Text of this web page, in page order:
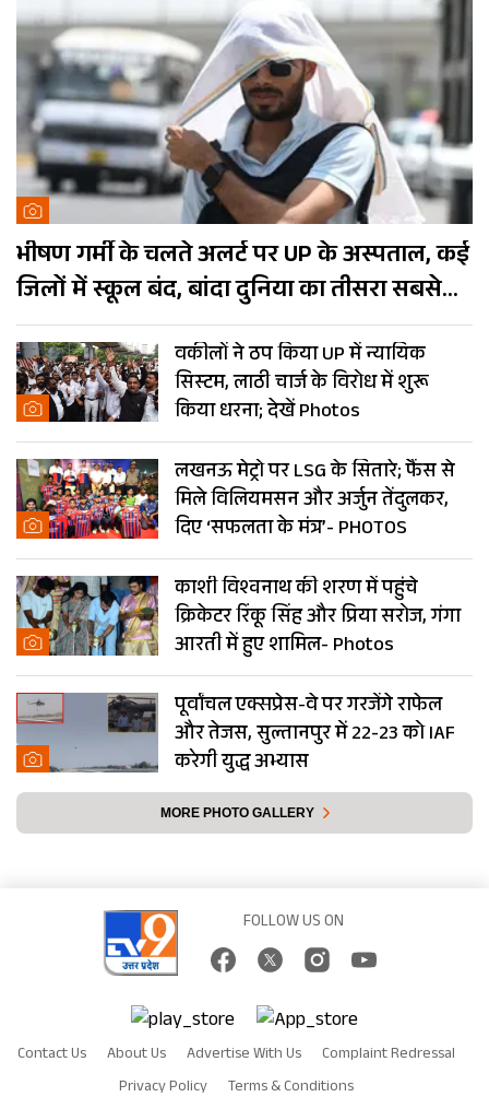
भीषण गर्मी के चलते अलर्ट पर UP के अस्पताल, कई
जिलों में स्कूल बंद, बांदा दुनिया का तीसरा सबसे
गर्म शहर
वकीलों ने ठप किया UP में न्यायिक
सिस्टम, लाठी चार्ज के विरोध में शुरू
किया धरना; देखें Photos
लखनऊ मेट्रो पर LSG के सितारे; फैंस से
मिले विलियमसन और अर्जुन तेंदुलकर,
दिए ‘सफलता के मंत्र’- PHOTOS
काशी विश्वनाथ की शरण में पहुंचे
क्रिकेटर रिंकू सिंह और प्रिया सरोज, गंगा
आरती में हुए शामिल- Photos
पूर्वांचल एक्सप्रेस-वे पर गरजेंगे राफेल
और तेजस, सुल्तानपुर में 22-23 को IAF
करेगी युद्ध अभ्यास
MORE PHOTO GALLERY
FOLLOW US ON
Contact Us About Us Advertise With Us
Complaint Redressal
Privacy Policy
Terms & Conditions